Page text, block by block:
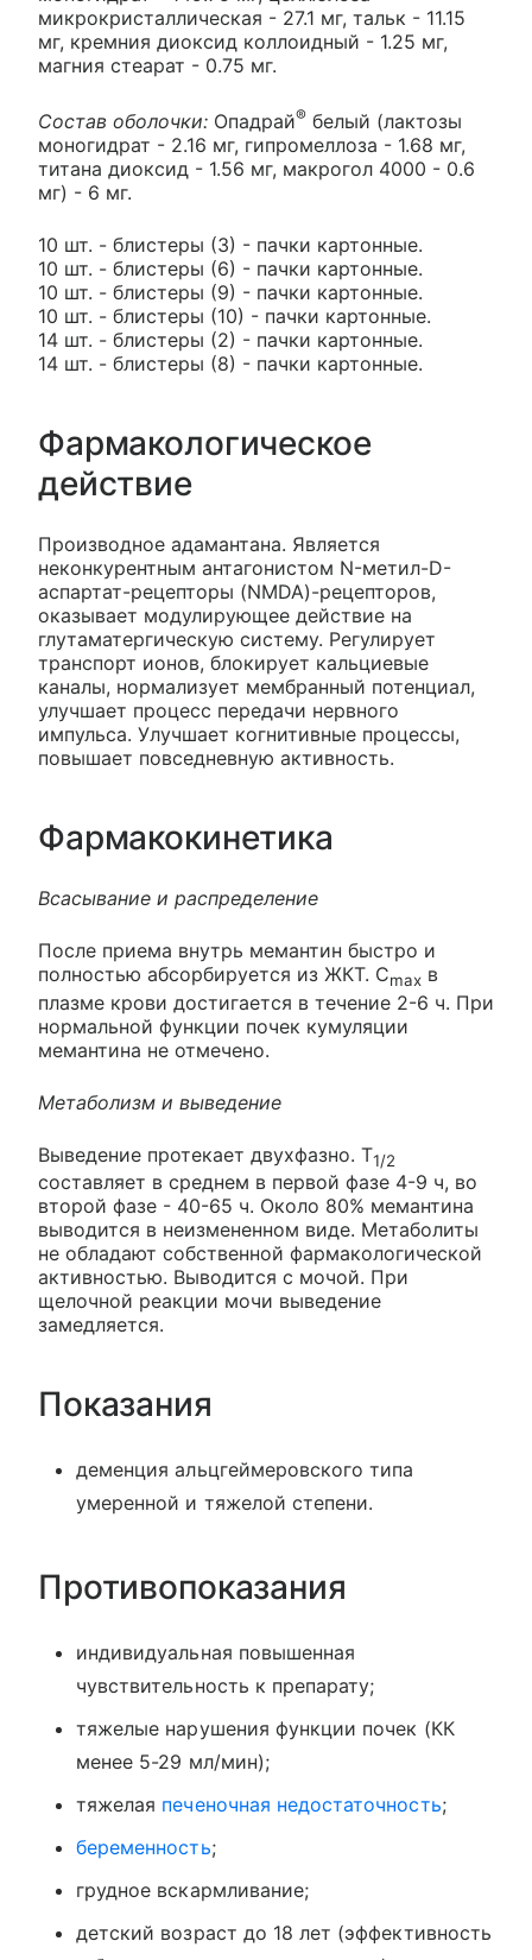
микрокристаллическая - 27.1 мг, тальк - 11.15
мг, кремния диоксид коллоидный - 1.25 мг,
магния стеарат - 0.75 мг.
Состав оболочки: Опадрай® белый (лактозы
моногидрат - 2.16 мг, гипромеллоза - 1.68 мг,
титана диоксид - 1.56 мг, макрогол 4000 - 0.6
мг) - 6 мг.
10 шт. - блистеры (3) - пачки картонные.
10 шт. - блистеры (6) - пачки картонные.
10 шт. - блистеры (9) - пачки картонные.
10 шт. - блистеры (10) - пачки картонные.
14 шт. - блистеры (2) - пачки картонные.
14 шт. - блистеры (8) - пачки картонные.
Фармакологическое
действие
Производное адамантана. Является
неконкурентным антагонистом N-метил-D-
аспартат-рецепторы (NMDA)-рецепторов,
оказывает модулирующее действие на
глутаматергическую систему. Регулирует
транспорт ионов, блокирует кальциевые
каналы, нормализует мембранный потенциал,
улучшает процесс передачи нервного
импульса. Улучшает когнитивные процессы,
повышает повседневную активность.
Фармакокинетика
Всасывание и распределение
После приема внутрь мемантин быстро и
полностью абсорбируется из ЖКТ. Cmax в
плазме крови достигается в течение 2-6 ч. При
нормальной функции почек кумуляции
мемантина не отмечено.
Метаболизм и выведение
Выведение протекает двухфазно. T1/2
составляет в среднем в первой фазе 4-9 ч, во
второй фазе - 40-65 ч. Около 80% мемантина
выводится в неизмененном виде. Метаболиты
не обладают собственной фармакологической
активностью. Выводится с мочой. При
щелочной реакции мочи выведение
замедляется.
Показания
деменция альцгеймеровского типа
умеренной и тяжелой степени.
Противопоказания
индивидуальная повышенная
чувствительность к препарату;
тяжелые нарушения функции почек (КК
менее 5-29 мл/мин);
тяжелая печеночная недостаточность;
беременность;
грудное вскармливание;
детский возраст до 18 лет (эффективность